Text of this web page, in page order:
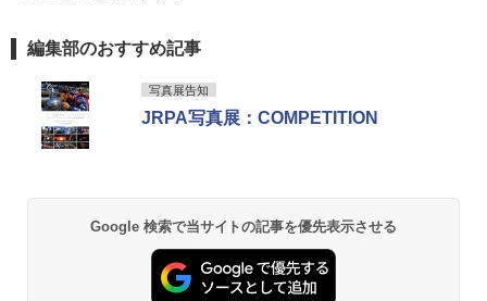
編集部のおすすめ記事
写真展告知
JRPA写真展：COMPETITION
Google 検索で当サイトの記事を優先表示させる